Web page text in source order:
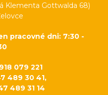
Klementa Gottwalda 68)
pracovné dni: 7:30 -
079 221
489 30 41,
31 14